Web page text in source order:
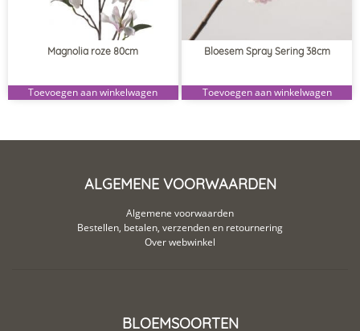
Magnolia roze 80cm
Toevoegen aan winkelwagen
Bloesem Spray Sering 38cm
Toevoegen aan winkelwagen
ALGEMENE VOORWAARDEN
Algemene voorwaarden
Bestellen, betalen, verzenden en retournering
Over webwinkel
BLOEMSOORTEN